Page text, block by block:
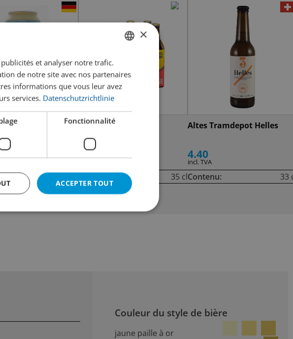
Original Imperial
23.00
35 cl
Altes Tramdepot Helles
4.40
incl. TVA
Contenu: 33
Couleur du style de bière
jaune paille à or
FRENCH
×
et analyser notre trafic.
de notre site avec nos partenaires
informations que vous leur avez
services. Datenschutzrichtlinie
Fonctionnalité
ACCEPTER TOUT